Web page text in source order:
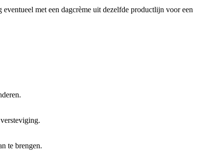
met een dagcrème uit dezelfde productlijn voor een
te brengen.